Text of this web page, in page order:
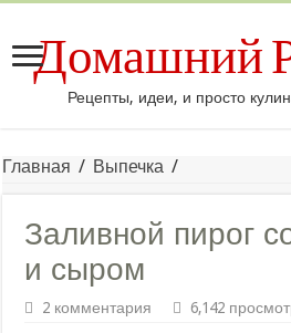
Домашний
Рецепты, идеи, и просто
Главная / Выпечка /
Заливной пирог
и сыром
2 комментария 6,142